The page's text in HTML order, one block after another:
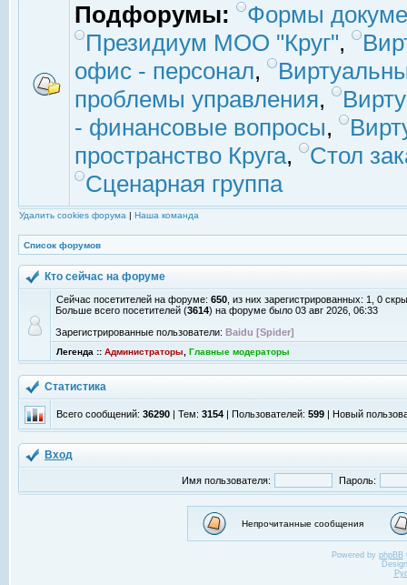
Подфорумы:
Формы
Президиум МОО "Круг",
офис - персонал,
проблемы управления,
- финансовые вопросы,
пространство Круга,
Стол
Сценарная группа
Удалить cookies форума | Наша команда
Список форумов
Кто сейчас на форуме
Сейчас посетителей на форуме: 650 , из них зарегистрированных: 1, 0
Больше всего посетителей (3614) на форуме было 03 авг 2026, 06:33
Зарегистрированные пользователи: Baidu [Spider]
Легенда :: Администраторы Главные модераторы
Статистика
Всего сообщений: 36290 | Тем: 3154 | Пользователей: 599 | Новый
Вход
Имя пользователя: Пароль:
Непрочитанные сообщения
Powered by phpBB